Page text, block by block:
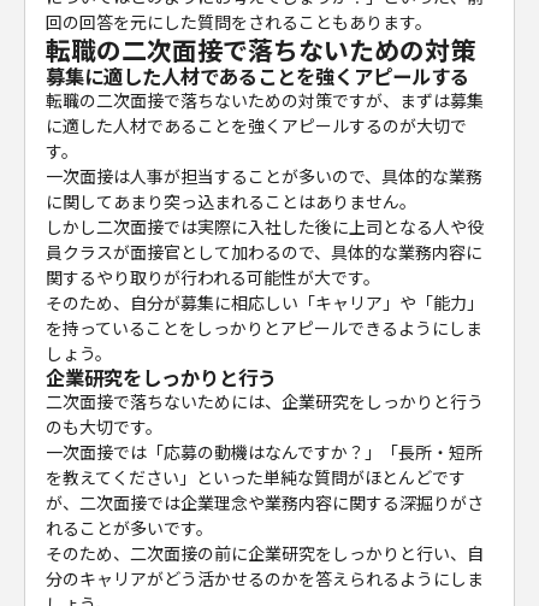
回の回答を元にした質問をされることもあります。
転職の二次面接で落ちないための対策
募集に適した人材であることを強くアピールする
転職の二次面接で落ちないための対策ですが、まずは募集
に適した人材であることを強くアピールするのが大切で
す。
一次面接は人事が担当することが多いので、具体的な業務
に関してあまり突っ込まれることはありません。
しかし二次面接では実際に入社した後に上司となる人や役
員クラスが面接官として加わるので、具体的な業務内容に
関するやり取りが行われる可能性が大です。
そのため、自分が募集に相応しい「キャリア」や「能力」
を持っていることをしっかりとアピールできるようにしま
しょう。
企業研究をしっかりと行う
二次面接で落ちないためには、企業研究をしっかりと行う
のも大切です。
一次面接では「応募の動機はなんですか？」「長所・短所
を教えてください」といった単純な質問がほとんどです
が、二次面接では企業理念や業務内容に関する深掘りがさ
れることが多いです。
そのため、二次面接の前に企業研究をしっかりと行い、自
分のキャリアがどう活かせるのかを答えられるようにしま